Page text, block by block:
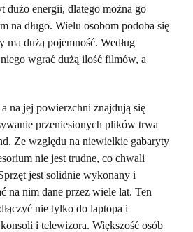
dużo energii, dlatego można go
na długo. Wielu osobom podoba się
ma dużą pojemność. Według
wgrać dużą ilość filmów, a
na jej powierzchni znajdują się
przeniesionych plików trwa
Ze względu na niewielkie gabaryty
nie jest trudne, co chwali
jest solidnie wykonany i
na nim dane przez wiele lat. Ten
nie tylko do laptopa i
i telewizora. Większość osób